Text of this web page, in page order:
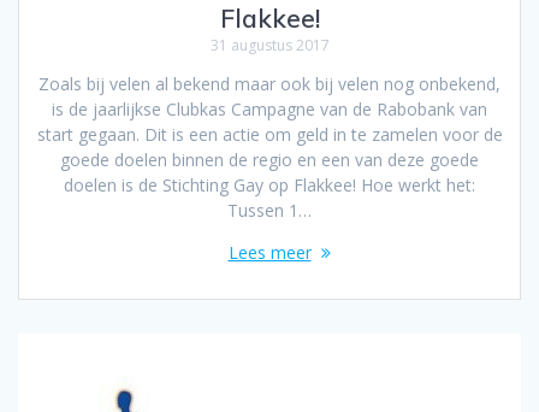
Flakkee!
31 augustus 2017
Zoals bij velen al bekend maar ook bij velen nog onbekend,
is de jaarlijkse Clubkas Campagne van de Rabobank van
start gegaan. Dit is een actie om geld in te zamelen voor de
goede doelen binnen de regio en een van deze goede
doelen is de Stichting Gay op Flakkee! Hoe werkt het:
Tussen 1…
Lees meer